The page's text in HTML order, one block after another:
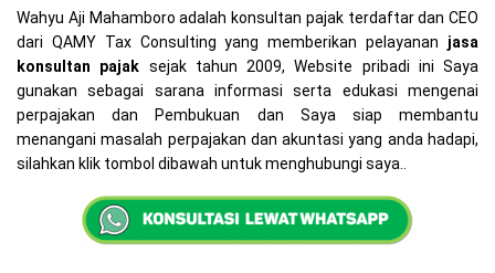
Wahyu Aji Mahamboro adalah konsultan pajak terdaftar dan CEO
dari QAMY Tax Consulting yang memberikan pelayanan jasa
konsultan pajak sejak tahun 2009, Website pribadi ini Saya
gunakan sebagai sarana informasi serta edukasi mengenai
perpajakan dan Pembukuan dan Saya siap membantu
menangani masalah perpajakan dan akuntasi yang anda hadapi,
silahkan klik tombol dibawah untuk menghubungi saya..